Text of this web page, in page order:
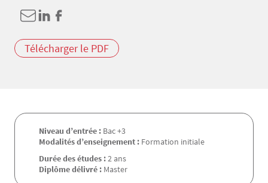
Télécharger le PDF
Niveau d’entrée : Bac +3
Modalités d’enseignement : Formation initiale
Durée des études :2 ans
Diplôme délivré : Master